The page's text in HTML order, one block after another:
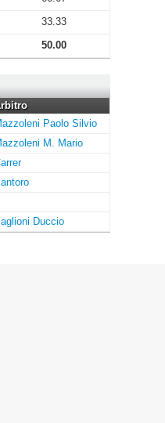
33.33
50.00
Paolo Silvio
M. Mario
Duccio